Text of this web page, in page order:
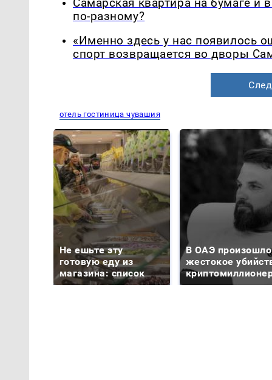
Самарская квартира на бумаге
по-разному?
«Именно здесь у нас появилось
спорт возвращается во дворы
отель гостиница чувашия
Не ешьте эту
готовую еду из
магазина: список
В ОАЭ произошло
жестокое